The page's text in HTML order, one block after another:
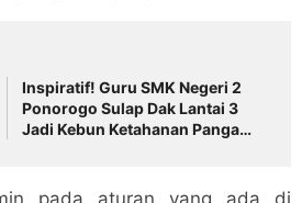
Inspiratif! Guru SMK Negeri 2
Ponorogo Sulap Dak Lantai 3
Jadi Kebun Ketahanan Pangan,
pada aturan yang ada di